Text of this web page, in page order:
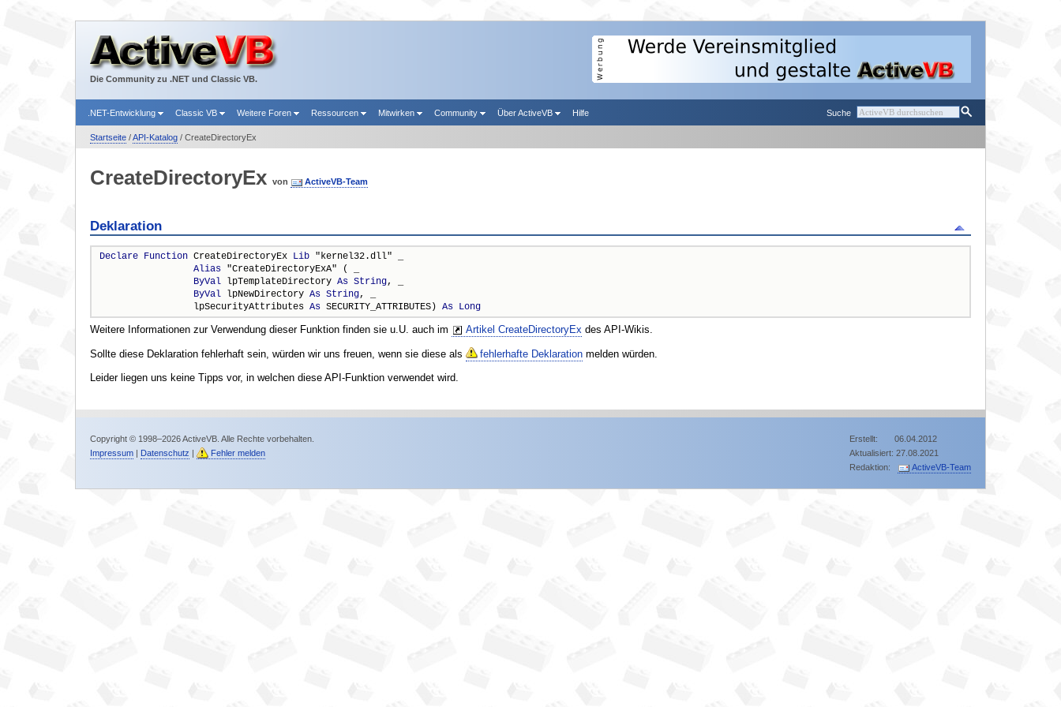
Die Community zu .NET und Classic VB.
Suche
.NET-Entwicklung Classic VB Weitere Foren Ressourcen Mitwirken Community Über ActiveVB Hilfe
Startseite/API-Katalog/ CreateDirectoryEx
CreateDirectoryEx von ActiveVB-Team
Deklaration
Declare Function CreateDirectoryEx Lib "kernel32.dll" _
Alias "CreateDirectoryExA" ( _
ByVal lpTemplateDirectory As String, _
ByVal lpNewDirectory As String, _
                 lpSecurityAttributes
As SECURITY_ATTRIBUTES) As Long
Weitere Informationen zur Verwendung dieser Funktion finden sie u.U. auch im Artikel CreateDirectoryEx des API-Wikis.
Sollte diese Deklaration fehlerhaft sein, würden wir uns freuen, wenn sie diese als fehlerhafte Deklarationmelden würden.
Leider liegen uns keine Tipps vor, in welchen diese API-Funktion verwendet wird.
Erstellt: 06.04.2012
Aktualisiert: 27.08.2021
Redaktion:
ActiveVB-Team
Copyright © 1998–2026 ActiveVB. Alle Rechte vorbehalten.
Impressum| Datenschutz Fehler melden